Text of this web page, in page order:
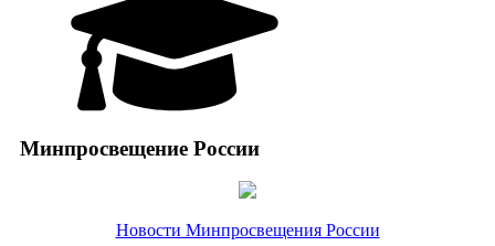
Минпросвещение России
Новости Минпросвещения России